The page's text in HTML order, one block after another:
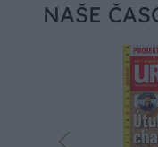
NAŠE